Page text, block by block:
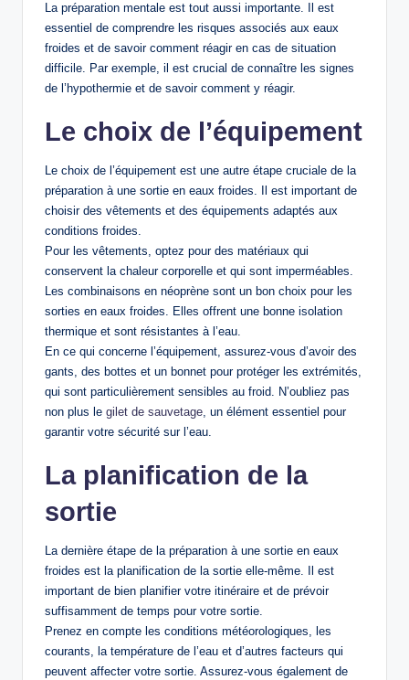
La préparation mentale est tout aussi importante. Il est
essentiel de comprendre les risques associés aux eaux
froides et de savoir comment réagir en cas de situation
difficile. Par exemple, il est crucial de connaître les signes
de l’hypothermie et de savoir comment y réagir.
Le choix de l’équipement
Le choix de l’équipement est une autre étape cruciale de la
préparation à une sortie en eaux froides. Il est important de
choisir des vêtements et des équipements adaptés aux
conditions froides.
Pour les vêtements, optez pour des matériaux qui
conservent la chaleur corporelle et qui sont imperméables.
Les combinaisons en néoprène sont un bon choix pour les
sorties en eaux froides. Elles offrent une bonne isolation
thermique et sont résistantes à l’eau.
En ce qui concerne l’équipement, assurez-vous d’avoir des
gants, des bottes et un bonnet pour protéger les extrémités,
qui sont particulièrement sensibles au froid. N’oubliez pas
non plus le gilet de sauvetage, un élément essentiel pour
garantir votre sécurité sur l’eau.
La planification de la
sortie
La dernière étape de la préparation à une sortie en eaux
froides est la planification de la sortie elle-même. Il est
important de bien planifier votre itinéraire et de prévoir
suffisamment de temps pour votre sortie.
Prenez en compte les conditions météorologiques, les
courants, la température de l’eau et d’autres facteurs qui
peuvent affecter votre sortie. Assurez-vous également de